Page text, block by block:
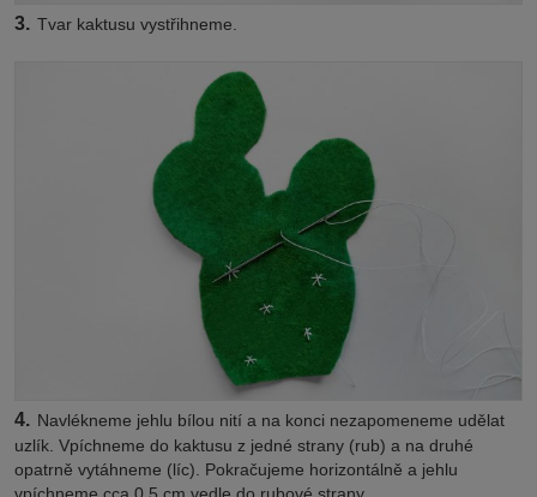
3. Tvar kaktusu vystřihneme.
4. Navlékneme jehlu bílou nití a na konci nezapomeneme udělat
uzlík. Vpíchneme do kaktusu z jedné strany (rub) a na druhé
opatrně vytáhneme (líc). Pokračujeme horizontálně a jehlu